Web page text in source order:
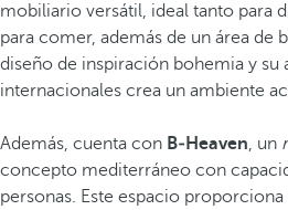
mobiliario versátil, ideal tanto para
para comer, además de un área de
diseño de inspiración bohemia y su
internacionales crea un ambiente
Además, cuenta con B‑Heaven, un
concepto mediterráneo con
personas. Este espacio proporciona